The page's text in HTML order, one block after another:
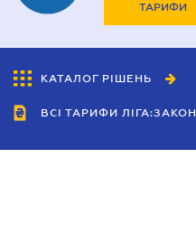
ТАРИФИ
КАТАЛОГ РІШЕНЬ
ВСІ ТАРИФИ ЛІГА:ЗАКОН